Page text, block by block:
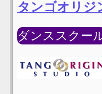
タンゴオリジ
ダンススクー